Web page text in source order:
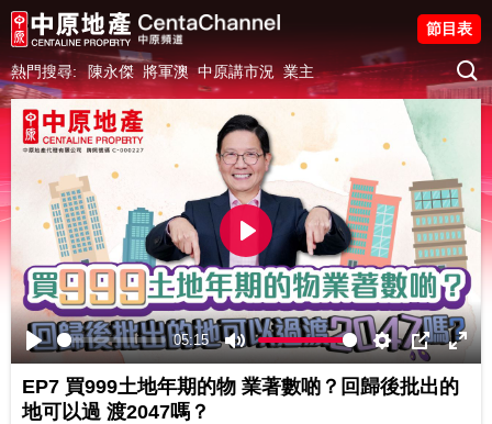
熱門搜尋: 陳永傑 將軍澳 中原講市況 業主
節目表
Play
05:15
Mute Settings
PIP
Play
EP7 買999土地年期的物 業著數啲？回歸後批出的
地可以過 渡2047嗎？